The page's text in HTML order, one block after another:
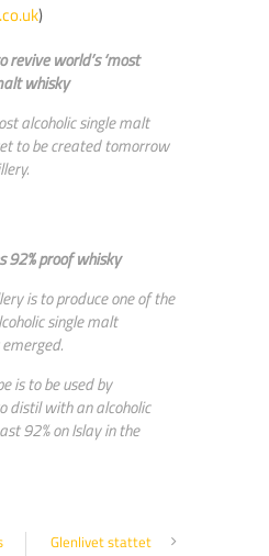
)
revive world’s ‘most
whisky
alcoholic single malt
to be created tomorrow
92% proof whisky
is to produce one of the
single malt
is to be used by
distil with an alcoholic
92% on Islay in the
Glenlivet stattet